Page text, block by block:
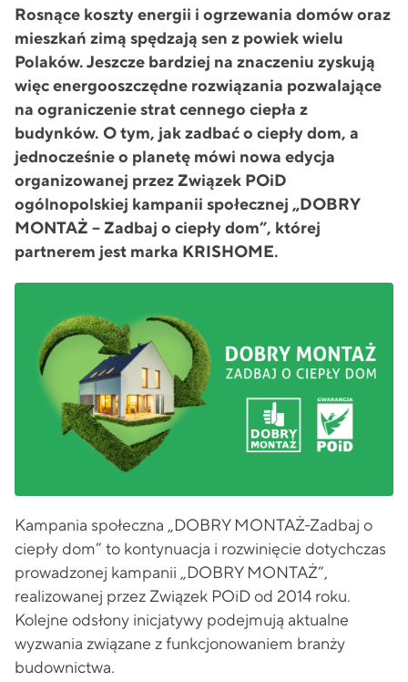
Rosnące koszty energii i ogrzewania domów oraz
mieszkań zimą spędzają sen z powiek wielu
Polaków. Jeszcze bardziej na znaczeniu zyskują
więc energooszczędne rozwiązania pozwalające
na ograniczenie strat cennego ciepła z
budynków. O tym, jak zadbać o ciepły dom, a
jednocześnie o planetę mówi nowa edycja
organizowanej przez Związek POiD
ogólnopolskiej kampanii społecznej „DOBRY
MONTAŻ – Zadbaj o ciepły dom”, której
partnerem jest marka KRISHOME.
Kampania społeczna „DOBRY MONTAŻ-Zadbaj o
ciepły dom” to kontynuacja i rozwinięcie dotychczas
prowadzonej kampanii „DOBRY MONTAŻ”,
realizowanej przez Związek POiD od 2014 roku.
Kolejne odsłony inicjatywy podejmują aktualne
wyzwania związane z funkcjonowaniem branży
budownictwa.